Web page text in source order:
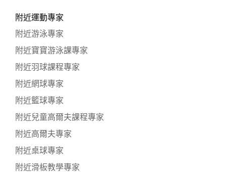
附近運動專家
附近游泳專家
附近寶寶游泳課專家
附近羽球課程專家
附近網球專家
附近籃球專家
附近兒童高爾夫課程專家
附近高爾夫專家
附近桌球專家
附近滑板教學專家